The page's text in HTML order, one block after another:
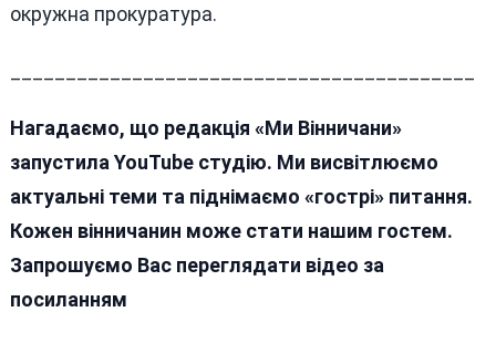
окружна прокуратура.
Нагадаємо, що редакція «Ми Вінничани»
запустила YouTube студію. Ми висвітлюємо
актуальні теми та піднімаємо «гострі» питання.
Кожен вінничанин може стати нашим гостем.
Запрошуємо Вас переглядати відео за
посиланням